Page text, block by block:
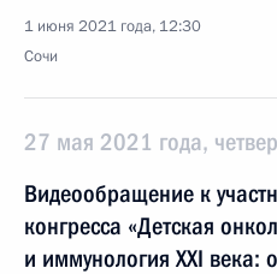
1 июня 2021 года, 12:30
Сочи
27 мая 2021 года,
Видеообращение к
конгресса «Детская
и иммунология XXI века: